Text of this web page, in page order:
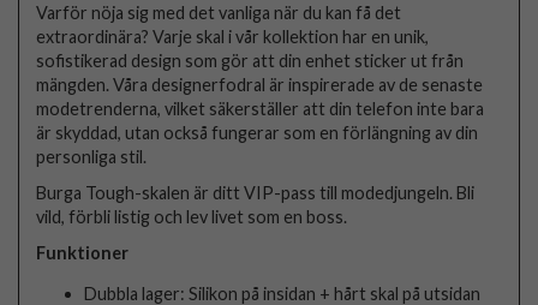
Varför nöja sig med det vanliga när du kan få det
extraordinära? Varje skal i vår kollektion har en unik,
sofistikerad design som gör att din enhet sticker ut från
mängden. Våra designerfodral är inspirerade av de senaste
modetrenderna, vilket säkerställer att din telefon inte bara
är skyddad, utan också fungerar som en förlängning av din
personliga stil.
Burga Tough-skalen är ditt VIP-pass till modedjungeln. Bli
vild, förbli listig och lev livet som en boss.
Funktioner
Dubbla lager: Silikon på insidan + hårt skal på utsidan